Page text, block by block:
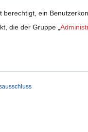
ein
die der Gruppe „